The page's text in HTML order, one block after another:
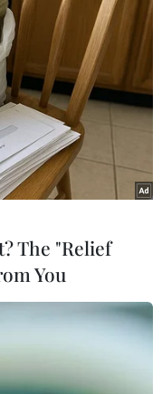
Biden
#Cử tri Mỹ
The "Relief
You